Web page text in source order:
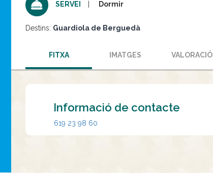
SERVEI Dormir
Destins: Guardiola de Berguedà
FITXA IMATGES VALORACIÓ
Informació de contacte
619 23 98 60